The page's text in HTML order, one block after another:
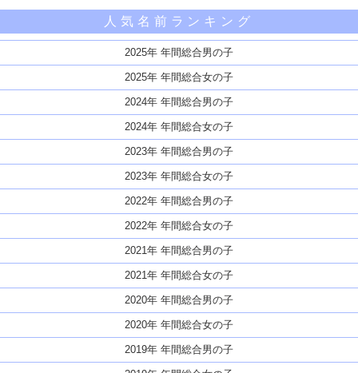
人気名前ランキング
2025年 年間総合男の子
2025年 年間総合女の子
2024年 年間総合男の子
2024年 年間総合女の子
2023年 年間総合男の子
2023年 年間総合女の子
2022年 年間総合男の子
2022年 年間総合女の子
2021年 年間総合男の子
2021年 年間総合女の子
2020年 年間総合男の子
2020年 年間総合女の子
2019年 年間総合男の子